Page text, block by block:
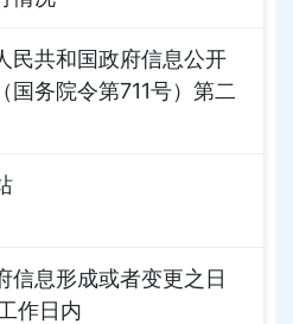
民共和国政府信息公开
国务院令第711号）第二
信息形成或者变更之日
作日内